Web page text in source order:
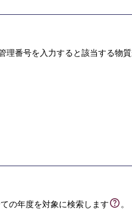
理番号を入力すると該当する物
の年度を対象に検索します
。